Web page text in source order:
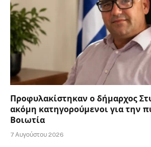
Προφυλακίστηκαν ο δήμαρχος
ακόμη κατηγορούμενοι για την
Βοιωτία
7 Αυγούστου 2026